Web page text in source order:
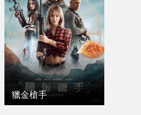
獵金槍手